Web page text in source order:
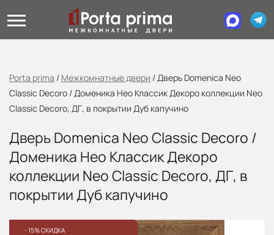
Porta prima / Межкомнатные двери /Дверь Domenica Neo
Classic Decoro / Доменика Нео Классик Декоро коллекции Neo
Classic Decoro, ДГ, в покрытии Дуб капучино
Дверь Domenica Neo Classic Decoro /
Доменика Нео Классик Декоро
коллекции Neo Classic Decoro, ДГ, в
покрытии Дуб капучино
- 15% СКИДКА